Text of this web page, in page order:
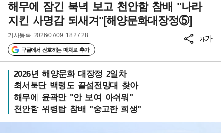
해무에 잠긴 북녁 보고 천안함 참배 "나라
지킨 사명감 되새겨"[해양문화대장정⑤]
기사등록 2026/07/09 18:27:28
구글에서 선호하는 매체로 추가
가가
2026년 해양문화 대장정 2일차
최서북단 백령도 끝섬전망대 찾아
해무에 윤곽만 "안 보여 아쉬워"
천안함 위령탑 참배 "숭고한 희생"